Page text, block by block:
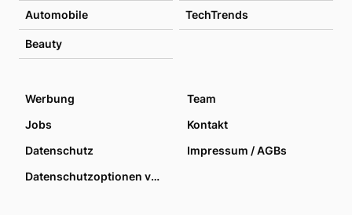
Automobile TechTrends
Beauty
Werbung
Team
Jobs
Kontakt
Datenschutz
Impressum / AGBs
Datenschutzoptionen verwalten